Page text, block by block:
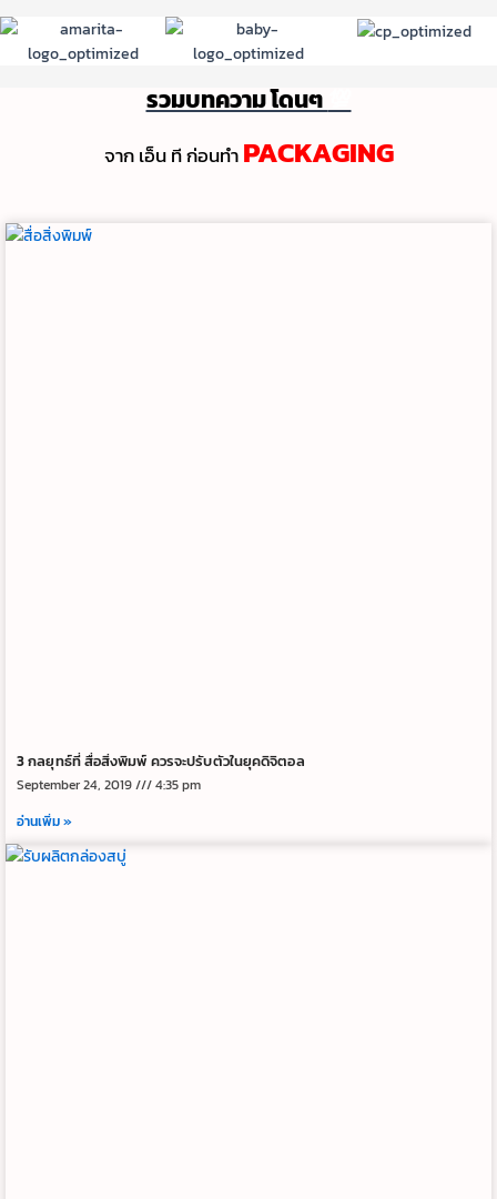
รวมบทความ โดนๆ
จาก เอ็น ที ก่อนทํา PACKAGING
3 กลยุทธ์ที่ สื่อสิ่งพิมพ์ ควรจะปรับตัวในยุคดิจิตอล
September 24, 2019
4:35 pm
อ่านเพิ่ม »